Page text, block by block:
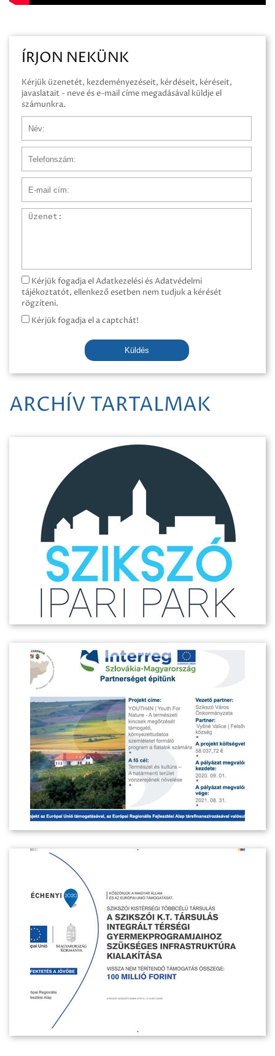
ÍRJON NEKÜNK
Kérjük üzenetét, kezdeményezéseit, kérdéseit, kéréseit,
javaslatait - neve és e-mail címe megadásával küldje el
számunkra.
Üzenet
Kérjük fogadja el Adatkezelési és Adatvédelmi
tájékoztatót, ellenkező esetben nem tudjuk a kérését
rögzíteni.
Kérjük fogadja el a captchát!
Küldés
ARCHÍV TARTALMAK